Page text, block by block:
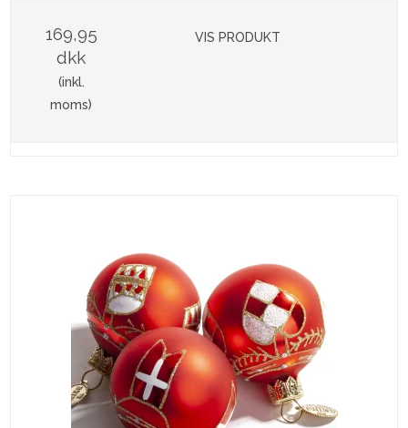
169,95
dkk
(inkl.
moms)
VIS PRODUKT